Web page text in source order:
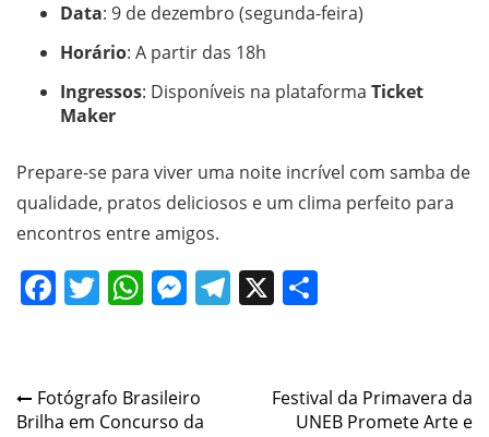
Data: 9 de dezembro (segunda-feira)
Horário: A partir das 18h
Ingressos: Disponíveis na plataforma Ticket
Maker
Prepare-se para viver uma noite incrível com samba de
qualidade, pratos deliciosos e um clima perfeito para
encontros entre amigos.
Facebook
Twitter
WhatsApp
Messenger
Telegram
X
Post
Fotógrafo Brasileiro
Brilha em Concurso da
Festival da Primavera da
UNEB Promete Arte e